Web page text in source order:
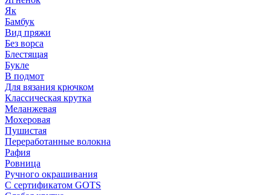
Як
Бамбук
Вид пряжи
Без ворса
Блестящая
Букле
В подмот
Для вязания крючком
Классическая крутка
Меланжевая
Мохеровая
Пушистая
Переработанные волокна
Рафия
Ровница
Ручного окрашивания
С сертификатом GOTS